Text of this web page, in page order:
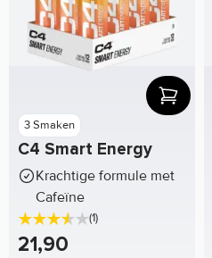
3 Smaken
C4 Smart Energy
Krachtige formule met
Cafeïne
(1)
21,90